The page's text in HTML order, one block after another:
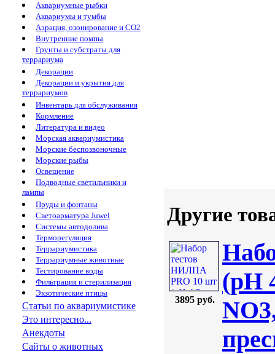
Аквариумные рыбки
Аквариумы и тумбы
Аэрация, озонирование и CO2
Внутренние помпы
Грунты и субстраты для
террариума
Декорации
Декорации и укрытия для
террариумов
Инвентарь для обслуживания
Кормление
Литература и видео
Морская аквариумистика
Морские беспозвоночные
Морские рыбы
Освещение
Подводные светильники и
лампы
Пруды и фонтаны
Светоарматура Juwel
Системы автодолива
Терморегуляция
Террариумистика
Террариумные животные
Тестирование воды
Фильтрация и стерилизация
Экзотические птицы
Статьи по аквариумистике
Это интересно...
Анекдоты
Сайты о животных
Другие
3895 руб.
(pH